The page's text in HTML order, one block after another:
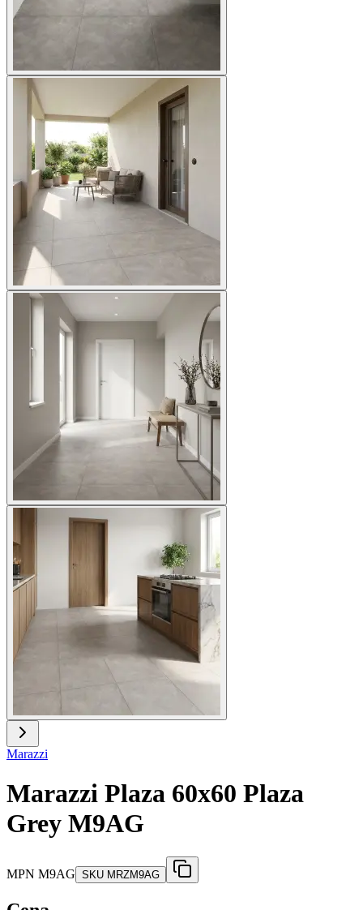
Marazzi
Marazzi Plaza 60x60 Plaza
Grey M9AG
MPN M9AG SKU MRZM9AG